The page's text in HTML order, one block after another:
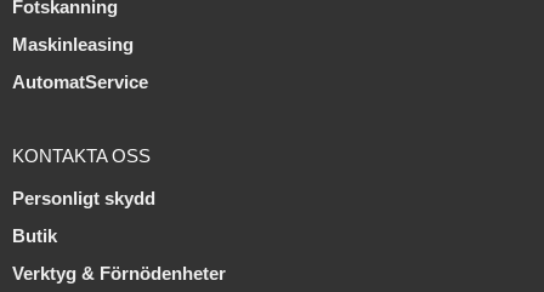
Fotskanning
Maskinleasing
AutomatService
KONTAKTA OSS
Personligt skydd
Butik
Verktyg & Förnödenheter